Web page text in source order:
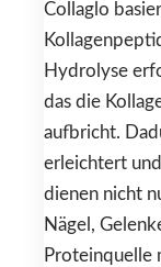
Collaglo
Hydrolyse
das die
aufbricht.
erleichtert
dienen nicht
Nägel,
Proteinquelle